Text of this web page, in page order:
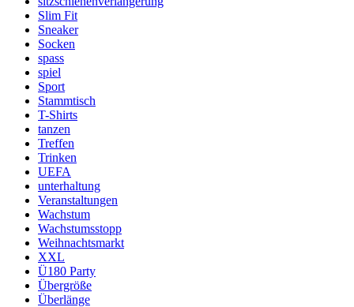
Slim Fit
Sneaker
Socken
spass
spiel
Sport
Stammtisch
T-Shirts
tanzen
Treffen
Trinken
UEFA
unterhaltung
Veranstaltungen
Wachstum
Wachstumsstopp
Weihnachtsmarkt
XXL
Ü180 Party
Übergröße
Überlänge